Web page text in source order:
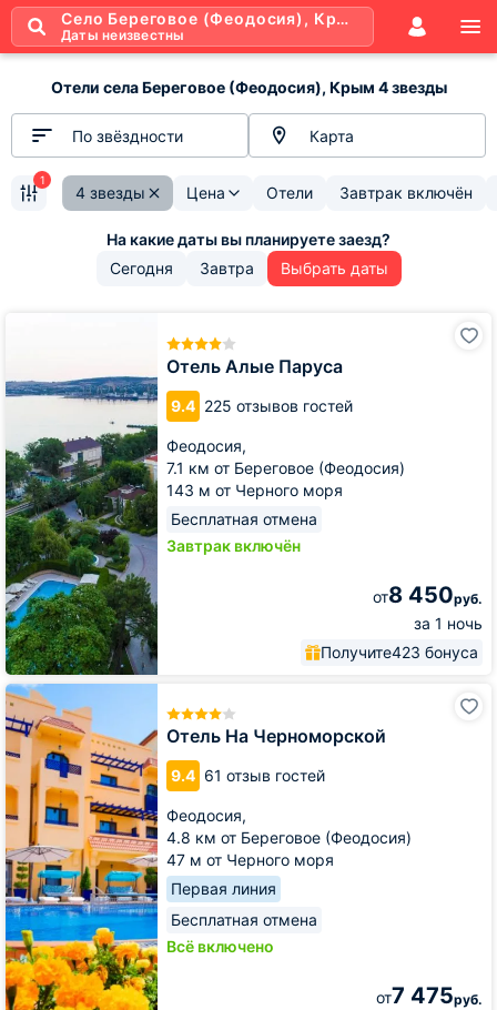
Село Береговое (Феодосия), Крым
Даты неизвестны
Отели села Береговое (Феодосия), Крым 4 звезды
По звёздности Карта
4 звезды Цена Отели Завтрак включён
1
Сегодня Завтра Выбрать даты
Отель Алые Паруса
9.4 225 отзывов гостей
Феодосия,
7.1 км от Береговое (Феодосия)
143 м от Черного моря
Бесплатная отмена
Завтрак включён
от8 450руб.
за 1 ночь
Получите423 бонуса
Отель На Черноморской
9.4 61 отзыв гостей
Феодосия,
4.8 км от Береговое (Феодосия)
47 м от Черного моря
Первая линия
Бесплатная отмена
Всё включено
от7 475руб.
Отель
На
Черноморской